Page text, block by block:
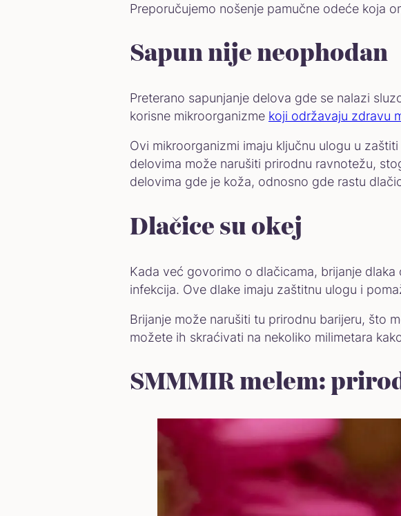
Preporučujemo nošenje pamučne odeće koja
Sapun nije neophodan
Preterano sapunjanje delova gde se nalazi
korisne mikroorganizme koji održavaju zdravu
Ovi mikroorganizmi imaju ključnu ulogu u
delovima može narušiti prirodnu ravnotežu,
delovima gde je koža, odnosno gde rastu
Dlačice su okej
Kada već govorimo o dlačicama, brijanje
infekcija. Ove dlake imaju zaštitnu ulogu i
Brijanje može narušiti tu prirodnu barijeru, što
možete ih skraćivati na nekoliko milimetara
SMMMIR melem: